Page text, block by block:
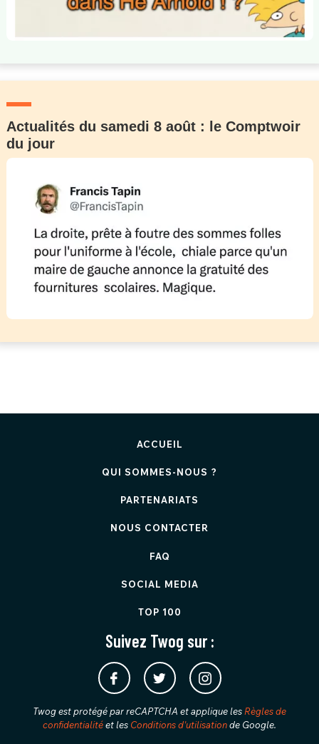
Actualités du samedi 8 août : le Comptwoir
du jour
ACCUEIL
QUI SOMMES-NOUS ?
PARTENARIATS
NOUS CONTACTER
FAQ
SOCIAL MEDIA
TOP 100
Suivez Twog sur :
Twog est protégé par reCAPTCHA et applique les Règles de
confidentialitéet les Conditions d'utilisationde Google.